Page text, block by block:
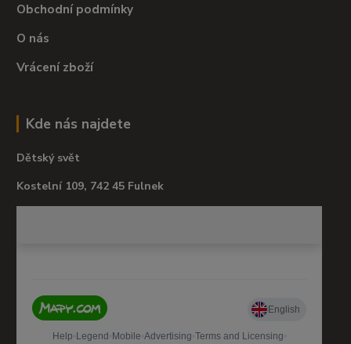
Obchodní podmínky
O nás
Vrácení zboží
Kde nás najdete
Dětský svět
Kostelní 109, 742 45 Fulnek